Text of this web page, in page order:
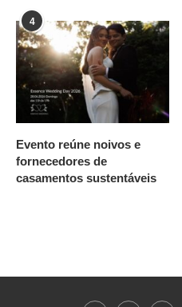
4
Evento reúne noivos e
fornecedores de
casamentos sustentáveis